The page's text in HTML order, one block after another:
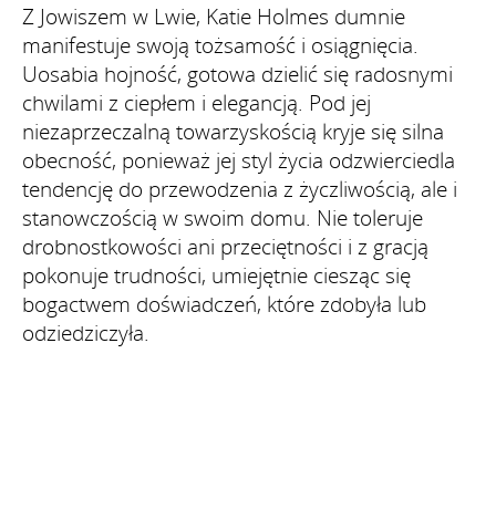
Z Jowiszem w Lwie, Katie Holmes dumnie
manifestuje swoją tożsamość i osiągnięcia.
Uosabia hojność, gotowa dzielić się radosnymi
chwilami z ciepłem i elegancją. Pod jej
niezaprzeczalną towarzyskością kryje się silna
obecność, ponieważ jej styl życia odzwierciedla
tendencję do przewodzenia z życzliwością, ale i
stanowczością w swoim domu. Nie toleruje
drobnostkowości ani przeciętności i z gracją
pokonuje trudności, umiejętnie ciesząc się
bogactwem doświadczeń, które zdobyła lub
odziedziczyła.